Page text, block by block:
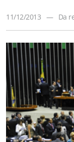
11/12/2013 — Da